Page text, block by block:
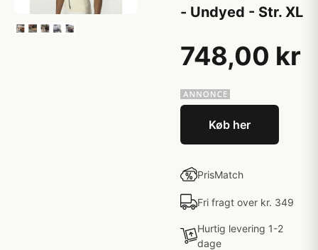
- Undyed - Str. XL
748,00 kr
Køb her
PrisMatch
Fri fragt over kr. 349
Hurtig levering 1-2
dage